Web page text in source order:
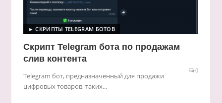
► СКРИПТЫ TELEGRAM БОТОВ
Скрипт Telegram бота по продажам
слив контента
0
Telegram бот, предназначенный для продажи
цифровых товаров, таких...